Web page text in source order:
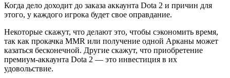
Когда дело доходит до заказа аккаунта Dota 2 и причин для
этого, у каждого игрока будет свое оправдание.
Некоторые скажут, что делают это, чтобы сэкономить время,
так как прокачка MMR или получение одной Арканы может
казаться бесконечной. Другие скажут, что приобретение
премиум-аккаунта Dota 2 — это инвестиция в их
удовольствие.